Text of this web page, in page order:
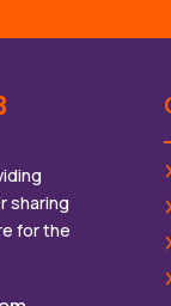
sharing
for the